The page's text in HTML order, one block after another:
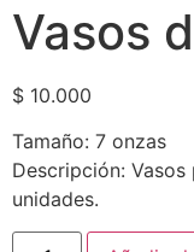
Vasos
$ 10.000
Tamaño: 7 onzas
Descripción:
unidades.